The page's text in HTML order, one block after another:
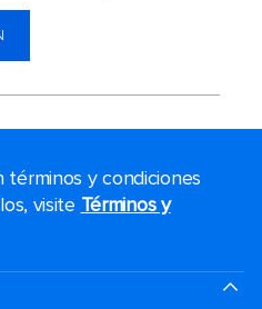
y condiciones
visite Términos y